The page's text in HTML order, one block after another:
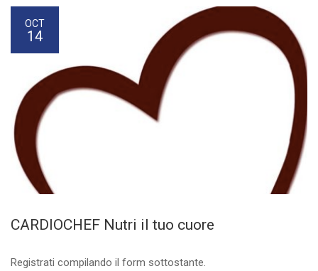
OCT
14
CARDIOCHEF Nutri il tuo cuore
Registrati compilando il form sottostante.